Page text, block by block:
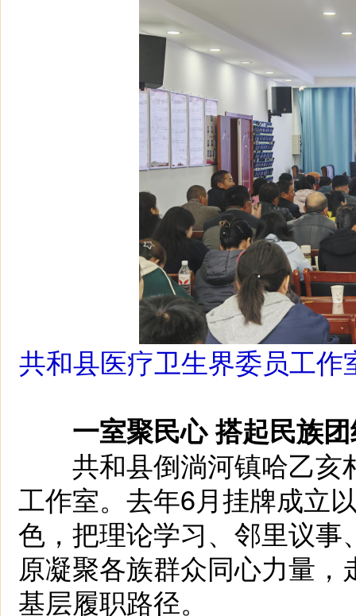
共和县医疗卫生界委员工
一室聚民心 搭起民族
共和县倒淌河镇哈乙亥
工作室。去年6月挂牌成立
色，把理论学习、邻里议
原凝聚各族群众同心力量
基层履职路径。